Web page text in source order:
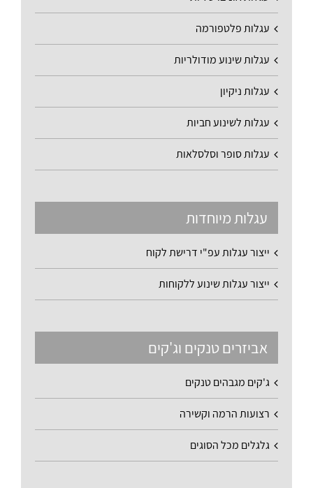
עגלות פלטפורמה
עגלות שינוע מודולריות
עגלות ניקיון
עגלות לשינוע חביות
עגלות סופר וסלסלאות
עגלות מיוחדות
ייצור עגלות עפ"י דרישת לקוח
ייצור עגלות שינוע ללקוחות
אביזרים טנקים וג'קים
ג'קים מגבהים טנקים
רצועות הרמה וקשירה
גלגלים מכל הסוגים